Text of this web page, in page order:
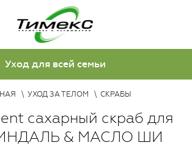
Уход для всей семьи
УХОД ЗА ТЕЛОМ СКРАБЫ
сахарный скраб для
& МАСЛО ШИ